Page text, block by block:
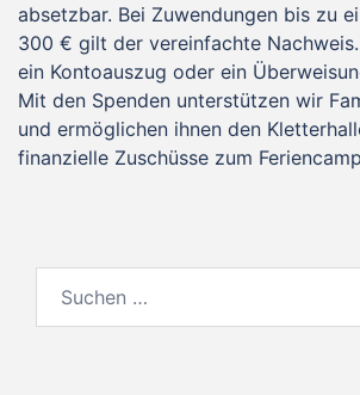
absetzbar. Bei Zuwendungen bis zu
300 € gilt der vereinfachte
ein Kontoauszug oder ein
Mit den Spenden unterstützen wir
und ermöglichen ihnen den
finanzielle Zuschüsse zum
nach: